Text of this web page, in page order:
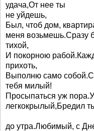
удача,От нее ты
не уйдешь,
Был, чтоб дом,
меня возьмешь.Сразу
тихой,
И покорною
прихоть,
Выполню само
тебя милый!
Просыпаться уж
легкокрылый,Бредил
до утра.Любимый, с